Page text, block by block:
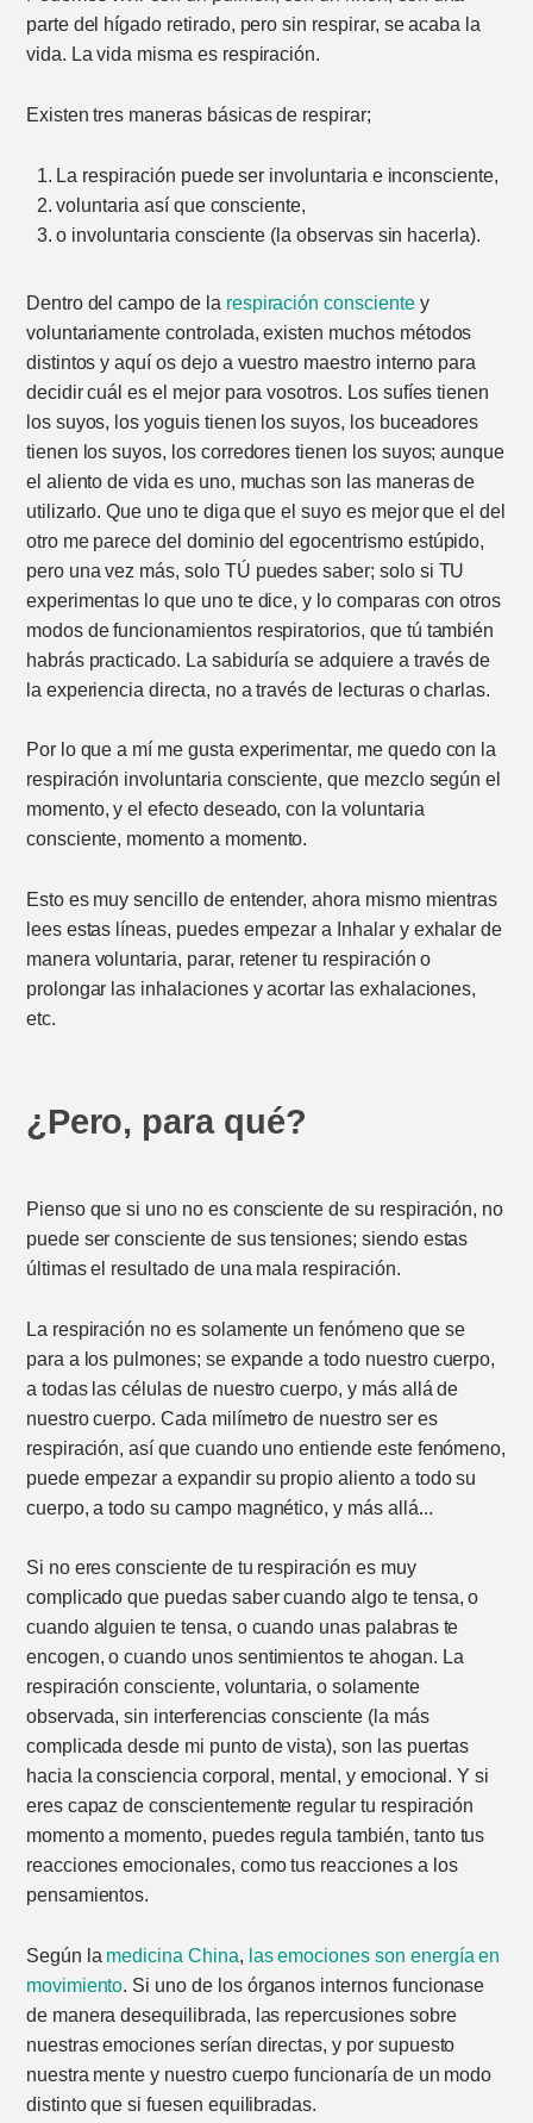
parte del hígado retirado, pero sin respirar, se acaba la
vida. La vida misma es respiración.
Existen tres maneras básicas de respirar;
La respiración puede ser involuntaria e inconsciente,
voluntaria así que consciente,
o involuntaria consciente (la observas sin hacerla).
Dentro del campo de la respiración conscientey
voluntariamente controlada, existen muchos métodos
distintos y aquí os dejo a vuestro maestro interno para
decidir cuál es el mejor para vosotros. Los sufíes tienen
los suyos, los yoguis tienen los suyos, los buceadores
tienen los suyos, los corredores tienen los suyos; aunque
el aliento de vida es uno, muchas son las maneras de
utilizarlo. Que uno te diga que el suyo es mejor que el del
otro me parece del dominio del egocentrismo estúpido,
pero una vez más, solo TÚ puedes saber; solo si TU
experimentas lo que uno te dice, y lo comparas con otros
modos de funcionamientos respiratorios, que tú también
habrás practicado. La sabiduría se adquiere a través de
la experiencia directa, no a través de lecturas o charlas.
Por lo que a mí me gusta experimentar, me quedo con la
respiración involuntaria consciente, que mezclo según el
momento, y el efecto deseado, con la voluntaria
consciente, momento a momento.
Esto es muy sencillo de entender, ahora mismo mientras
lees estas líneas, puedes empezar a Inhalar y exhalar de
manera voluntaria, parar, retener tu respiración o
prolongar las inhalaciones y acortar las exhalaciones,
etc.
¿Pero, para qué?
Pienso que si uno no es consciente de su respiración, no
puede ser consciente de sus tensiones; siendo estas
últimas el resultado de una mala respiración.
La respiración no es solamente un fenómeno que se
para a los pulmones; se expande a todo nuestro cuerpo,
a todas las células de nuestro cuerpo, y más allá de
nuestro cuerpo. Cada milímetro de nuestro ser es
respiración, así que cuando uno entiende este fenómeno,
puede empezar a expandir su propio aliento a todo su
cuerpo, a todo su campo magnético, y más allá...
Si no eres consciente de tu respiración es muy
complicado que puedas saber cuando algo te tensa, o
cuando alguien te tensa, o cuando unas palabras te
encogen, o cuando unos sentimientos te ahogan. La
respiración consciente, voluntaria, o solamente
observada, sin interferencias consciente (la más
complicada desde mi punto de vista), son las puertas
hacia la consciencia corporal, mental, y emocional. Y si
eres capaz de conscientemente regular tu respiración
momento a momento, puedes regula también, tanto tus
reacciones emocionales, como tus reacciones a los
pensamientos.
Según la medicina China, las emociones son energía en
movimiento. Si uno de los órganos internos funcionase
de manera desequilibrada, las repercusiones sobre
nuestras emociones serían directas, y por supuesto
nuestra mente y nuestro cuerpo funcionaría de un modo
distinto que si fuesen equilibradas.